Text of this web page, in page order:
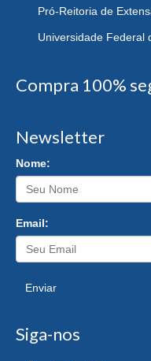
Pró-Reitoria de
Universidade Federal
Compra 100%
Newsletter
Nome:
Email:
Enviar
Siga-nos